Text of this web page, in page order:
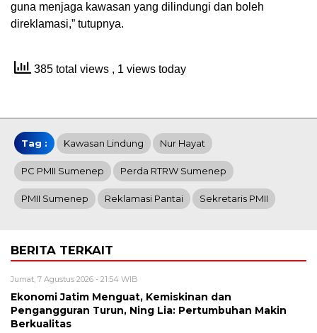
guna menjaga kawasan yang dilindungi dan boleh
direklamasi,” tutupnya.
385 total views , 1 views today
Tag : Kawasan Lindung Nur Hayat
PC PMII Sumenep Perda RTRW Sumenep
PMII Sumenep Reklamasi Pantai Sekretaris PMII
BERITA TERKAIT
Jumat, 7 Agustus 2026 - 21:54 WIB
Ekonomi Jatim Menguat, Kemiskinan dan
Pengangguran Turun, Ning Lia: Pertumbuhan Makin
Berkualitas